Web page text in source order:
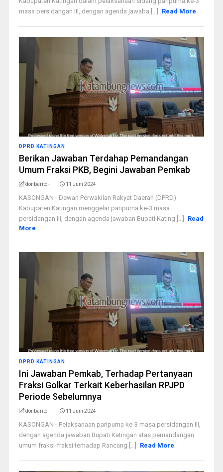
masa persidangan III, dengan agenda jawaba [...]
Read More
DPRD KATINGAN
Berikan Jawaban Terdahap Pemandangan
Umum Fraksi PKB, Begini Jawaban Pemkab
donbarito - 11 Juni 2024
KASONGAN - Dewan Perwakilan Rakyat Daerah (DPRD)
Kabupaten Katingan menggelar paripurna ke-3 masa
persidangan III, dengan agenda jawaban Bupati Kating [...]
Read
More
DPRD KATINGAN
Ini Jawaban Pemkab, Terhadap Pertanyaan
Fraksi Golkar Terkait Keberhasilan RPJPD
Periode Sebelumnya
donbarito - 11 Juni 2024
KASONGAN - Pelaksanaan paripurna ke-3 masa persidangan III,
dengan agenda jawaban Bupati Katingan atas pemandangan
umum fraksi-fraksi terhadap Rancang [...]
Read More